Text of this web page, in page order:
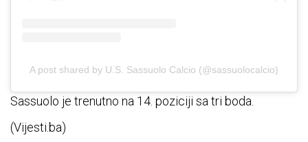
A post shared by U.S. Sassuolo Calcio (@sassuolocalcio)
Sassuolo je trenutno na 14. poziciji sa tri boda.
(Vijesti.ba)